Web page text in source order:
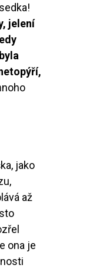
jelení
jako
až
ona je